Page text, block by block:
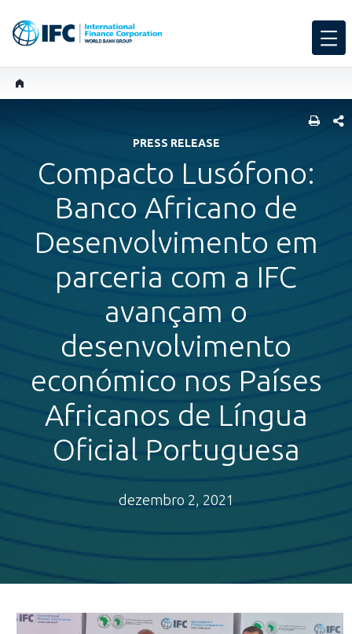
PRESS RELEASE
Compacto Lusófono:
Banco Africano de
Desenvolvimento em
parceria com a IFC
avançam o
desenvolvimento
económico nos Países
Africanos de Língua
Oficial Portuguesa
dezembro 2, 2021